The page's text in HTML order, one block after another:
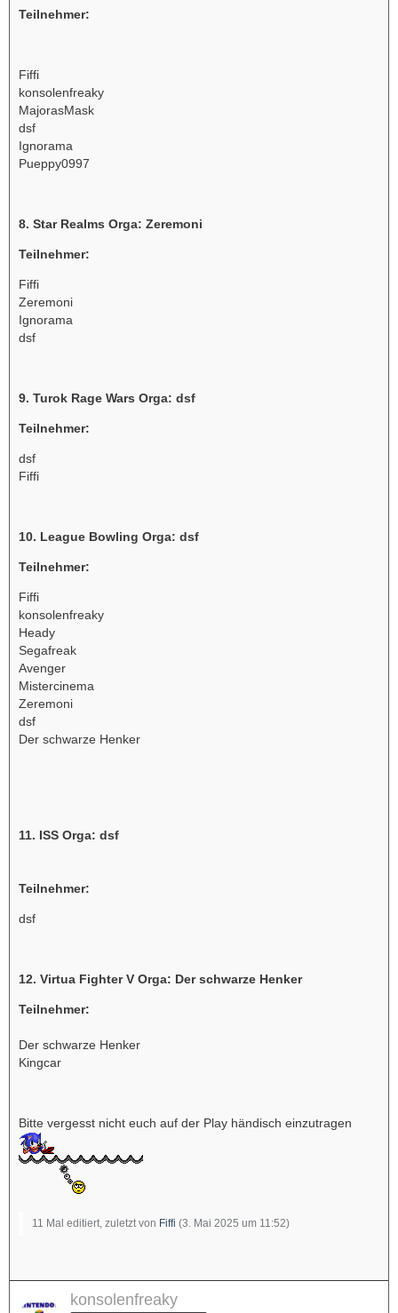
Teilnehmer:
Fiffi
konsolenfreaky
MajorasMask
dsf
Ignorama
Pueppy0997
8. Star Realms Orga: Zeremoni
Teilnehmer:
Fiffi
Zeremoni
Ignorama
dsf
9. Turok Rage Wars Orga: dsf
Teilnehmer:
dsf
Fiffi
10. League Bowling Orga: dsf
Teilnehmer:
Fiffi
konsolenfreaky
Heady
Segafreak
Avenger
Mistercinema
Zeremoni
dsf
Der schwarze Henker
11. ISS Orga: dsf
Teilnehmer:
dsf
12. Virtua Fighter V Orga: Der schwarze Henker
Teilnehmer:
Der schwarze Henker
Kingcar
Bitte vergesst nicht euch auf der Play händisch einzutragen
11 Mal editiert, zuletzt von Fiffi (3. Mai 2025 um 11:52)
konsolenfreaky